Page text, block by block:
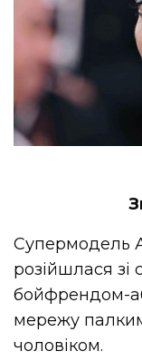
Супермодель
розійшлася зі
бойфрендом-
мережу
чоловіком.